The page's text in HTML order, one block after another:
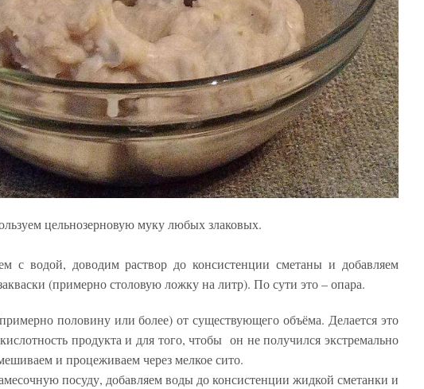
цельнозерновую муку любых злаковых.
с водой, доводим раствор до консистенции сметаны и добавляем
(примерно столовую ложку на литр). По сути это – опара.
половину или более) от существующего объёма. Делается это
продукта и для того, чтобы он не получился экстремально
и процеживаем через мелкое сито.
посуду, добавляем воды до консистенции жидкой сметанки и